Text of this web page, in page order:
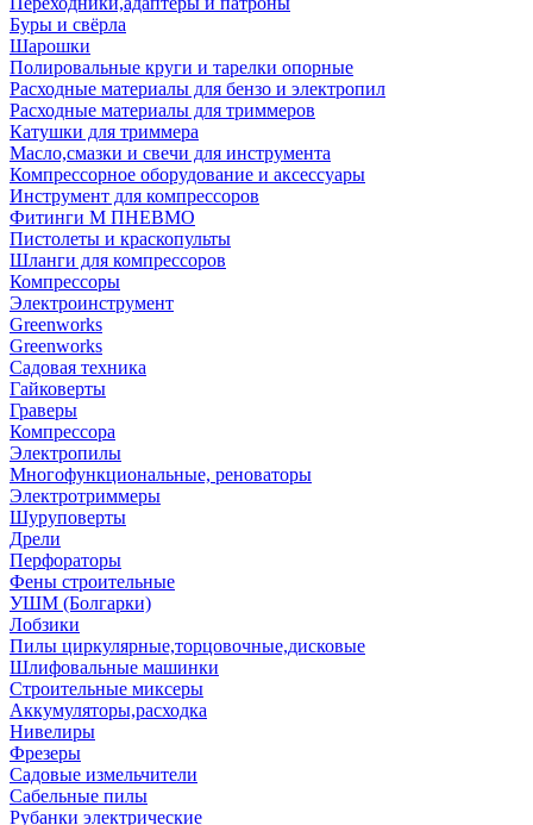
Буры и свёрла
Шарошки
Полировальные круги и тарелки опорные
Расходные материалы для бензо и электропил
Расходные материалы для триммеров
Катушки для триммера
Масло,смазки и свечи для инструмента
Компрессорное оборудование и аксессуары
Инструмент для компрессоров
Фитинги М ПНЕВМО
Пистолеты и краскопульты
Шланги для компрессоров
Компрессоры
Электроинструмент
Greenworks
Greenworks
Садовая техника
Гайковерты
Граверы
Компрессора
Электропилы
Многофункциональные, реноваторы
Электротриммеры
Шуруповерты
Дрели
Перфораторы
Фены строительные
УШМ (Болгарки)
Лобзики
Пилы циркулярные,торцовочные,дисковые
Шлифовальные машинки
Строительные миксеры
Аккумуляторы,расходка
Нивелиры
Фрезеры
Садовые измельчители
Сабельные пилы
Рубанки электрические